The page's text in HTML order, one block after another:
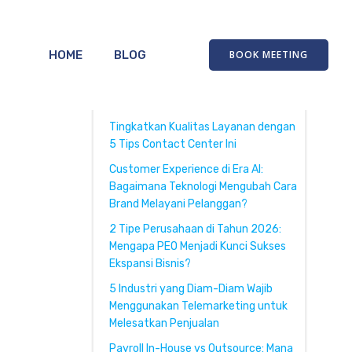
HOME BLOG BOOK MEETING
Tingkatkan Kualitas Layanan dengan
5 Tips Contact Center Ini
Customer Experience di Era AI:
Bagaimana Teknologi Mengubah Cara
Brand Melayani Pelanggan?
2 Tipe Perusahaan di Tahun 2026:
Mengapa PEO Menjadi Kunci Sukses
Ekspansi Bisnis?
5 Industri yang Diam-Diam Wajib
Menggunakan Telemarketing untuk
Melesatkan Penjualan
Payroll In-House vs Outsource: Mana